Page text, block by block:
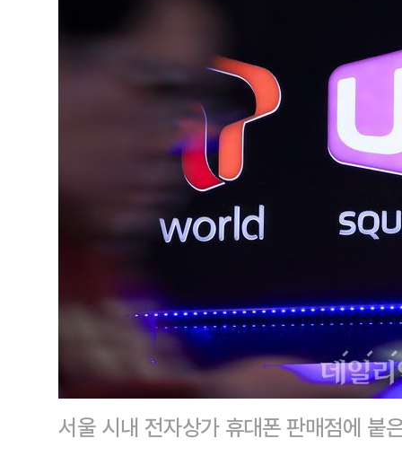
서울 시내 전자상가 휴대폰 판매점에